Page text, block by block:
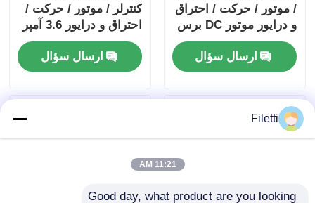
/ موتور / حرکت / احتراق
و درایور موتور DC برس
خورده 5 آمپر
ارسال سؤال
کنترلر / موتور / حرکت /
احتراق و درایور 3.6 آمپر
درایور موتور DC برس
دار با گزارش خطا
ارسال سؤال
Filetti
11:21 AM
Good day, what product are you looking